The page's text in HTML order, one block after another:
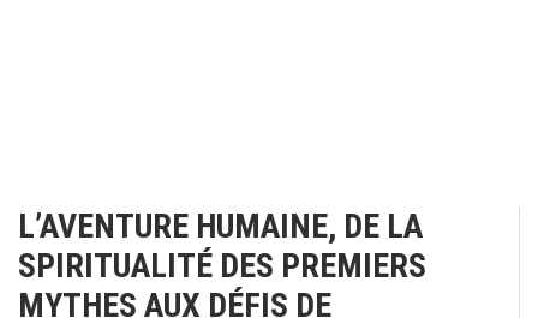
L’AVENTURE HUMAINE, DE LA
SPIRITUALITÉ DES PREMIERS
MYTHES AUX DÉFIS DE